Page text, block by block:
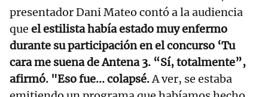
presentador Dani Mateo contó a la audiencia
que el estilista había estado muy enfermo
durante su participación en el concurso ‘Tu
cara me suena de Antena 3. “Sí, totalmente”,
afirmó. "Eso fue... colapsé.A ver, se estaba